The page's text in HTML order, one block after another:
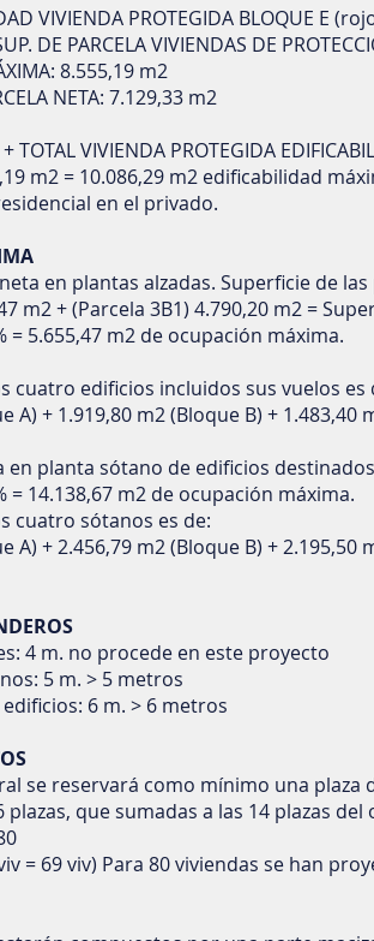
VIVIENDA PROTEGIDA BLOQUE E
DE PARCELA VIVIENDAS DE
8.555,19 m2
NETA: 7.129,33 m2
TOTAL VIVIENDA PROTEGIDA
m2 = 10.086,29 m2 edificabilidad
en el privado.
en plantas alzadas. Superficie de las
m2 + (Parcela 3B1) 4.790,20 m2 =
= 5.655,47 m2 de ocupación máxima.
cuatro edificios incluidos sus vuelos es
A) + 1.919,80 m2 (Bloque B) + 1.483,40
en planta sótano de edificios
= 14.138,67 m2 de ocupación máxima.
cuatro sótanos es de:
A) + 2.456,79 m2 (Bloque B) + 2.195,50
4 m. no procede en este proyecto
5 m. > 5 metros
6 m. > 6 metros
se reservará como mínimo una plaza
plazas, que sumadas a las 14 plazas
= 69 viv) Para 80 viviendas se han